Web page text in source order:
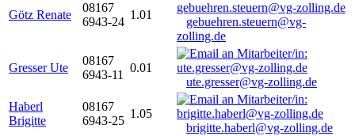
Götz Renate
08167
6943-24
1.01
gebuehren.steuern@vg-
zolling.de
Gresser Ute
08167
6943-11
0.01
ute.gresser@vg-zolling.de
Haberl
Brigitte
08167
6943-25
1.05
brigitte.haberl@vg-zolling.de